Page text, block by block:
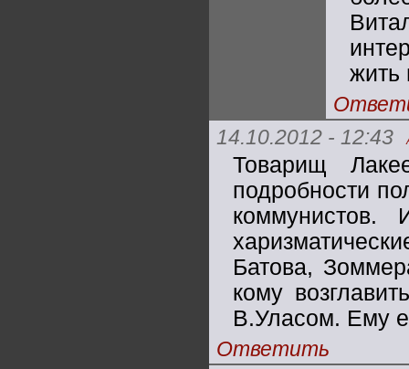
жить
14.10.2012 - 12:43
Товарищ
подробности
Батова,
кому
В.Уласом. Ему
Ответить